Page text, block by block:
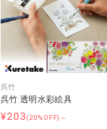
呉竹
呉竹 透明水彩絵具
¥203(20%OFF)～